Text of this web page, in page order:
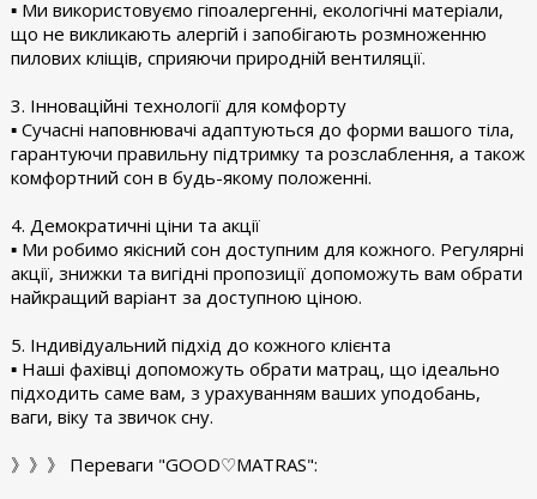
▪︎ Ми використовуємо гіпоалергенні, екологічні матеріали,
що не викликають алергій і запобігають розмноженню
пилових кліщів, сприяючи природній вентиляції.
3. Інноваційні технології для комфорту
▪︎ Сучасні наповнювачі адаптуються до форми вашого тіла,
гарантуючи правильну підтримку та розслаблення, а також
комфортний сон в будь-якому положенні.
4. Демократичні ціни та акції
▪︎ Ми робимо якісний сон доступним для кожного. Регулярні
акції, знижки та вигідні пропозиції допоможуть вам обрати
найкращий варіант за доступною ціною.
5. Індивідуальний підхід до кожного клієнта
▪︎ Наші фахівці допоможуть обрати матрац, що ідеально
підходить саме вам, з урахуванням ваших уподобань,
ваги, віку та звичок сну.
》》》 Переваги "GOOD♡MATRAS":